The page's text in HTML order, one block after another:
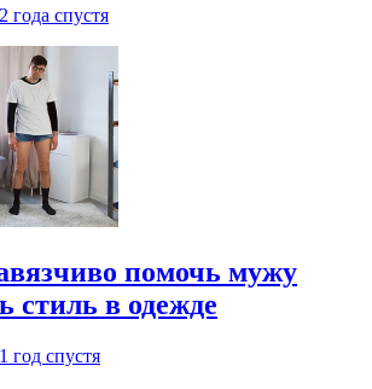
2 года спустя
помочь мужу
стиль в одежде
1 год спустя